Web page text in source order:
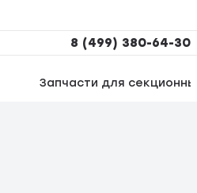
8 (499) 380-64-30
Запчасти для